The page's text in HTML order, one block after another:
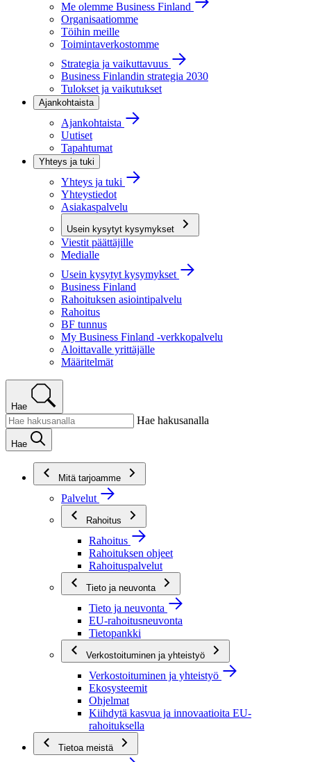
Me olemme Business Finland
Organisaatiomme
Töihin meille
Toimintaverkostomme
Strategia ja vaikuttavuus
Business Finlandin strategia 2030
Tulokset ja vaikutukset
Ajankohtaista
Ajankohtaista
Uutiset
Tapahtumat
Yhteys ja tuki
Yhteys ja tuki
Yhteystiedot
Asiakaspalvelu
Usein kysytyt kysymykset
Viestit päättäjille
Medialle
Usein kysytyt kysymykset
Business Finland
Rahoituksen asiointipalvelu
Rahoitus
BF tunnus
My Business Finland -verkkopalvelu
Aloittavalle yrittäjälle
Määritelmät
Hae
Hae hakusanalla
Hae
Mitä tarjoamme
Palvelut
Rahoitus
Rahoitus
Rahoituksen ohjeet
Rahoituspalvelut
Tieto ja neuvonta
Tieto ja neuvonta
EU-rahoitusneuvonta
Tietopankki
Verkostoituminen ja yhteistyö
Verkostoituminen ja yhteistyö
Ekosysteemit
Ohjelmat
Kiihdytä kasvua ja innovaatioita EU-
rahoituksella
Tietoa meistä